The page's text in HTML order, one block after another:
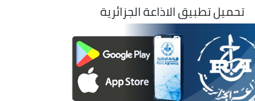
تحميل تطبيق الاذاعة الجزائرية